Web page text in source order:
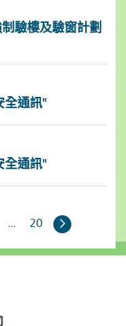
驗樓及驗窗計劃
全通訊"
全通訊"
... 20
下
頁